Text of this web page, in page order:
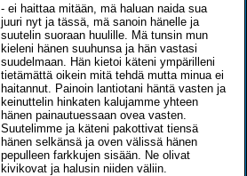
- ei haittaa mitään, mä haluan naida sua
juuri nyt ja tässä, mä sanoin hänelle ja
suutelin suoraan huulille. Mä tunsin mun
kieleni hänen suuhunsa ja hän vastasi
suudelmaan. Hän kietoi käteni ympärilleni
tietämättä oikein mitä tehdä mutta minua ei
haitannut. Painoin lantiotani häntä vasten ja
keinuttelin hinkaten kalujamme yhteen
hänen painautuessaan ovea vasten.
Suutelimme ja käteni pakottivat tiensä
hänen selkänsä ja oven välissä hänen
pepulleen farkkujen sisään. Ne olivat
kivikovat ja halusin niiden väliin.